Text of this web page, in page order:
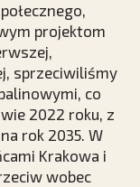
projektom
sprzeciwiliśmy
co
2022 roku, z
rok 2035. W
Krakowa i
wobec